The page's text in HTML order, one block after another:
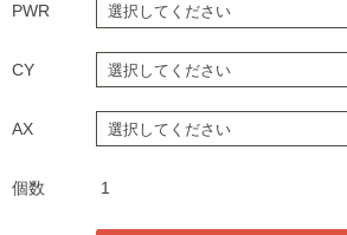
PWR
CY
AX
個数 1